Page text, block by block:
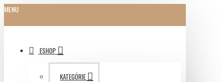
MENU
ESHOP
KATEGÓRIE